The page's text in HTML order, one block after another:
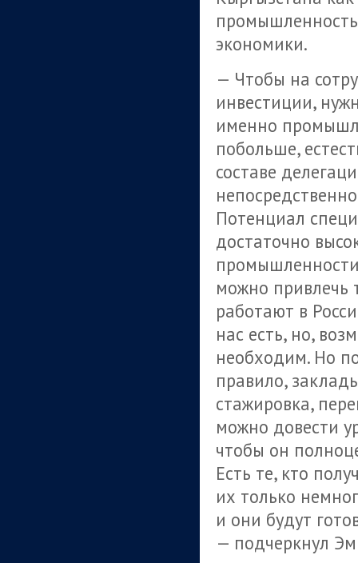
промышленность
экономики.
— Чтобы на
инвестиции,
именно
побольше,
составе
Потенциал
достаточно
можно привлечь
работают в
нас есть, но,
необходим. Но
правило,
стажировка,
можно довести
чтобы он
Есть те, кто
их только
и они будут
— подчеркнул